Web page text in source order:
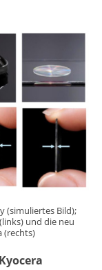
(simuliertes Bild);
und die neu
(rechts)